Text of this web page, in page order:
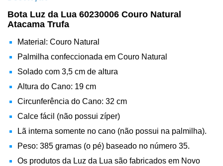
Bota Luz da Lua 60230006 Couro Natural
Atacama Trufa
Material: Couro Natural
Palmilha confeccionada em Couro Natural
Solado com 3,5 cm de altura
Altura do Cano: 19 cm
Circunferência do Cano: 32 cm
Calce fácil (não possui zíper)
Lã interna somente no cano (não possui na palmilha).
Peso: 385 gramas (o pé) baseado no número 35.
Os produtos da Luz da Lua são fabricados em Novo